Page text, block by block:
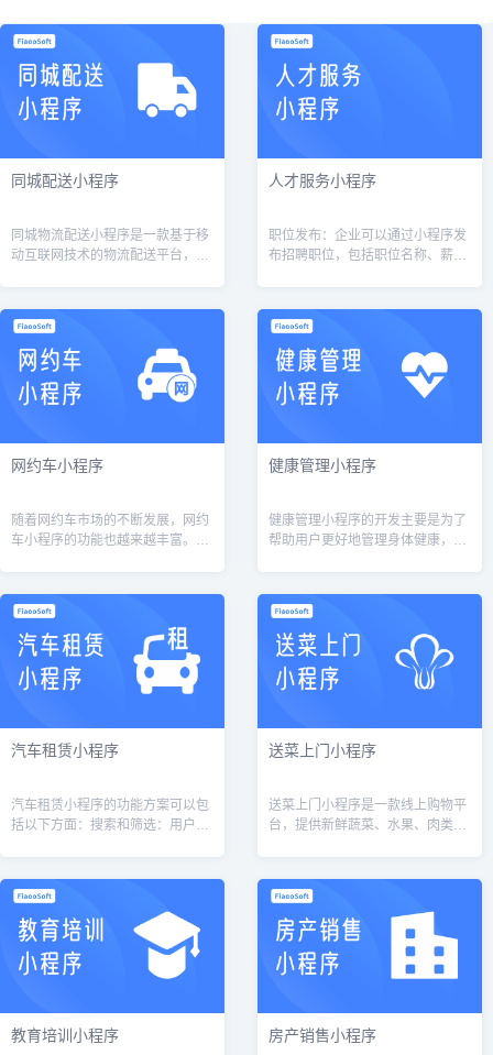
同城配送小程序
同城物流配送小程序是一款基于移
动互联网技术的物流配送平台，旨
配送、评价...
人才服务小程序
职位发布：企业可以通过小程序发
布招聘职位，包括职位名称、薪资
相关职位。简历...
网约车小程序
随着网约车市场的不断发展，网约
车小程序的功能也越来越丰富。通
以通过数据...
健康管理小程序
健康管理小程序的开发主要是为了
帮助用户更好地管理身体健康，提
采取相应的...
汽车租赁小程序
汽车租赁小程序的功能方案可以包
括以下方面：搜索和筛选：用户可
选，以快速找...
送菜上门小程序
送菜上门小程序是一款线上购物平
台，提供新鲜蔬菜、水果、肉类等
的服务，实...
教育培训小程序 房产销售小程序